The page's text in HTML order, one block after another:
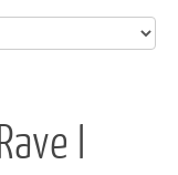
I